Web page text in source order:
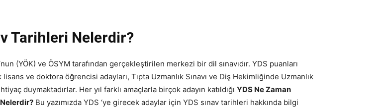
Tarihleri Nelerdir?
(YÖK) ve ÖSYM tarafından gerçekleştirilen merkezi bir dil sınavıdır. YDS puanları
ve doktora öğrencisi adayları, Tıpta Uzmanlık Sınavı ve Diş Hekimliğinde Uzmanlık
duymaktadırlar. Her yıl farklı amaçlarla birçok adayın katıldığı YDS Ne Zaman
Nelerdir? Bu yazımızda YDS ‘ye girecek adaylar için YDS sınav tarihleri hakkında bilgi